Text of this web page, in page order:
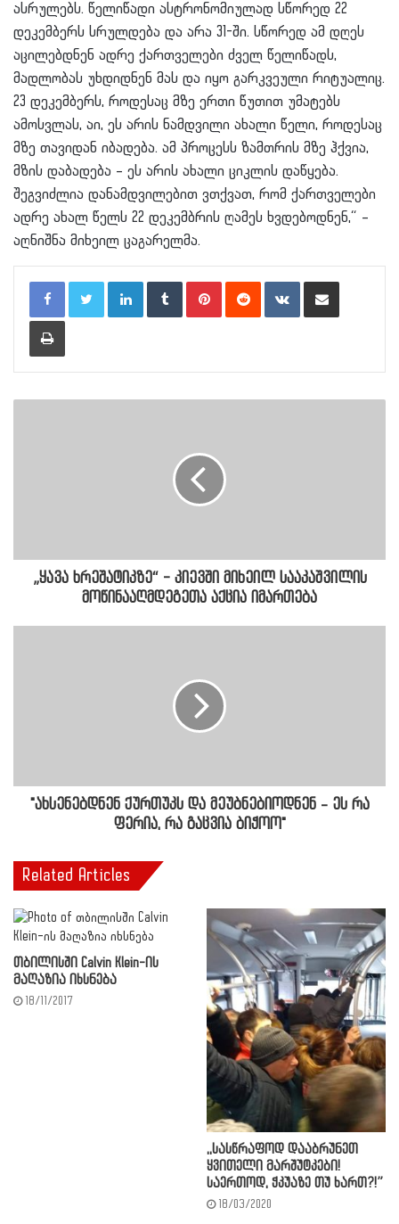
ასრულებს. წელიწადი ასტრონომიულად სწორედ 22
დეკემბერს სრულდება და არა 31-ში. სწორედ ამ დღეს
აცილებდნენ ადრე ქართველები ძველ წელიწადს,
მადლობას უხდიდნენ მას და იყო გარკვეული რიტუალიც.
23 დეკემბერს, როდესაც მზე ერთი წუთით უმატებს
ამოსვლას, აი, ეს არის ნამდვილი ახალი წელი, როდესაც
მზე თავიდან იბადება. ამ პროცესს ზამთრის მზე ჰქვია,
მზის დაბადება – ეს არის ახალი ციკლის დაწყება.
შეგვიძლია დანამდვილებით ვთქვათ, რომ ქართველები
ადრე ახალ წელს 22 დეკემბრის ღამეს ხვდებოდნენ,“ –
აღნიშნა მიხეილ ცაგარელმა.
LinkedInTumblr PinterestReddit VKontakteShare via Email
Print
„ყავა ხრეშატიკზე“ - კიევში მიხეილ სააკაშვილის
მოწინააღმდეგეთა აქცია იმართება
"ახსენებდნენ ქურთუკს და მეუბნებიოდნენ – ეს რა
ფერია, რა გაცვია ბიჭოო"
Related Articles
თბილისში Calvin Klein-ის
მაღაზია იხსნება
18/11/2017
,,სასწრაფოდ დააბრუნეთ
ყვითელი მარშუტკები!
საერთოდ, ჭკუაზე თუ ხართ?!”
18/03/2020